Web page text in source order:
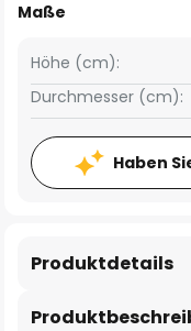
Maße
Höhe (cm):
Durchmesser (cm):
Haben
Produktdetails